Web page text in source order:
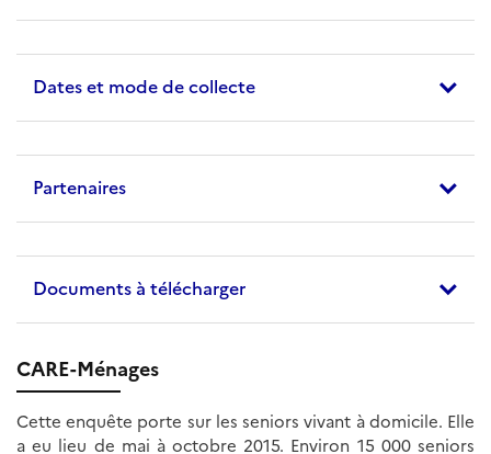
Dates et mode de collecte
Partenaires
Documents à télécharger
CARE-Ménages
Cette enquête porte sur les seniors vivant à domicile. Elle
a eu lieu de mai à octobre 2015. Environ 15 000 seniors